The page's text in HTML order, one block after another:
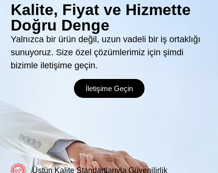
Kalite, Fiyat ve Hizmette
Doğru Denge
Yalnızca bir ürün değil, uzun vadeli bir iş ortaklığı
sunuyoruz. Size özel çözümlerimiz için şimdi
bizimle iletişime geçin.
İletişime Geçin
Üstün Kalite Standartlarıyla Güvenilirlik